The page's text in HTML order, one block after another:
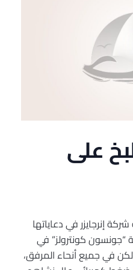
على
إنرجايزر في دعاياتها
“جونسون كونترولز” في
في جميع أنحاء المرفق،